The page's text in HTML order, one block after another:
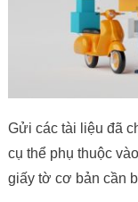
Gửi các tài liệu đã
cụ thể phụ thuộc
giấy tờ cơ bản cần